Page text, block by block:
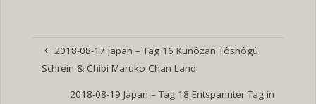
2018-08-17 Japan – Tag 16 Kunôzan Tôshôgû
Schrein & Chibi Maruko Chan Land
2018-08-19 Japan – Tag 18 Entspannter Tag in